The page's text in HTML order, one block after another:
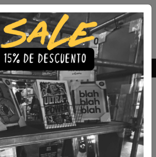
Chile comprando 3 o más productos